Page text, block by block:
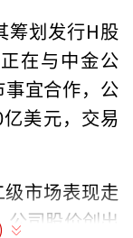
筹划发行H股
在与中金公
宜合作，公
美元，交易
市场表现走
司股价创出